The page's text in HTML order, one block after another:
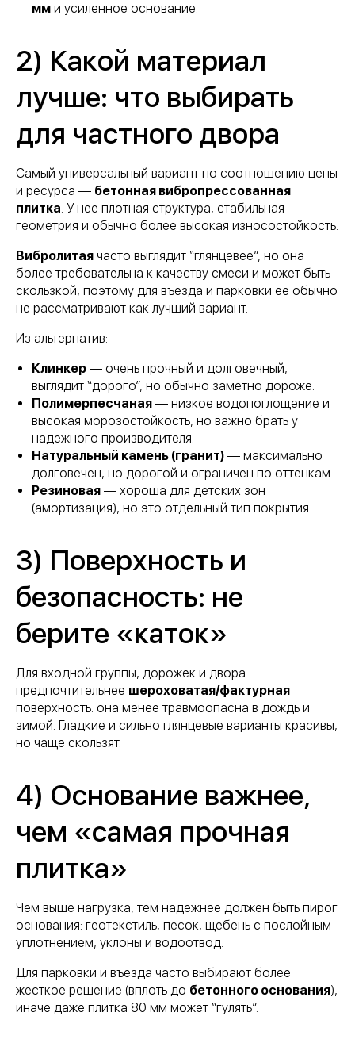
мм и усиленное основание.
2) Какой материал
лучше: что выбирать
для частного двора
Самый универсальный вариант по соотношению цены
и ресурса — бетонная вибропрессованная
плитка. У нее плотная структура, стабильная
геометрия и обычно более высокая износостойкость.
Вибролитая часто выглядит “глянцевее”, но она
более требовательна к качеству смеси и может быть
скользкой, поэтому для въезда и парковки ее обычно
не рассматривают как лучший вариант.
Из альтернатив:
Клинкер — очень прочный и долговечный,
выглядит “дорого”, но обычно заметно дороже.
Полимерпесчаная — низкое водопоглощение и
высокая морозостойкость, но важно брать у
надежного производителя.
Натуральный камень (гранит) — максимально
долговечен, но дорогой и ограничен по оттенкам.
Резиновая — хороша для детских зон
(амортизация), но это отдельный тип покрытия.
3) Поверхность и
безопасность: не
берите «каток»
Для входной группы, дорожек и двора
предпочтительнее шероховатая/фактурная
поверхность: она менее травмоопасна в дождь и
зимой. Гладкие и сильно глянцевые варианты красивы,
но чаще скользят.
4) Основание важнее,
чем «самая прочная
плитка»
Чем выше нагрузка, тем надежнее должен быть пирог
основания: геотекстиль, песок, щебень с послойным
уплотнением, уклоны и водоотвод.
Для парковки и въезда часто выбирают более
жесткое решение (вплоть до бетонного основания),
иначе даже плитка 80 мм может “гулять”.